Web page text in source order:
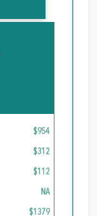
$954
$312
$112
NA
$1379